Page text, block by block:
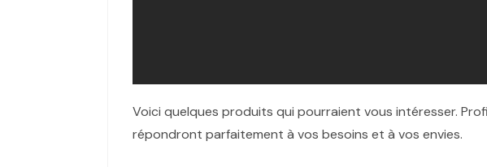
Voici quelques produits qui pourraient vous intéresser.
répondront parfaitement à vos besoins et à vos envies.